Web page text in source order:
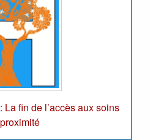
fin de l’accès aux soins